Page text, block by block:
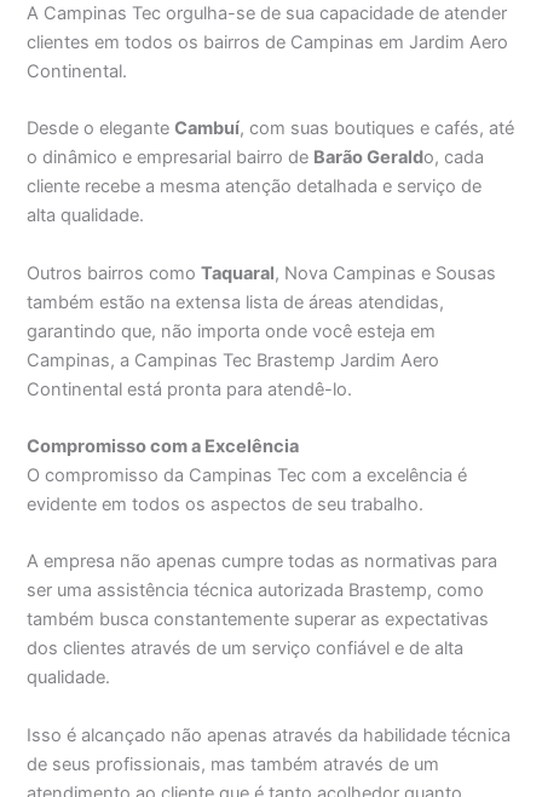
A Campinas Tec orgulha-se de sua capacidade de atender
clientes em todos os bairros de Campinas em Jardim Aero
Continental.
Desde o eleganteCambuí, com suas boutiques e cafés, até
o dinâmico e empresarial bairro de Barão Geraldo, cada
cliente recebe a mesma atenção detalhada e serviço de
alta qualidade.
Outros bairros comoTaquaral, Nova Campinas e Sousas
também estão na extensa lista de áreas atendidas,
garantindo que, não importa onde você esteja em
Campinas, a Campinas Tec Brastemp Jardim Aero
Continental está pronta para atendê-lo.
Compromisso com a Excelência
O compromisso da Campinas Tec com a excelência é
evidente em todos os aspectos de seu trabalho.
A empresa não apenas cumpre todas as normativas para
ser uma assistência técnica autorizada Brastemp, como
também busca constantemente superar as expectativas
dos clientes através de um serviço confiável e de alta
qualidade.
Isso é alcançado não apenas através da habilidade técnica
de seus profissionais, mas também através de um